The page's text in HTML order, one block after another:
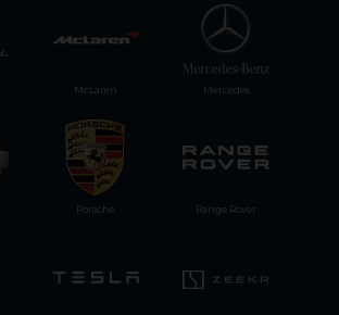
McLaren Mercedes
Range Rover
Porsche